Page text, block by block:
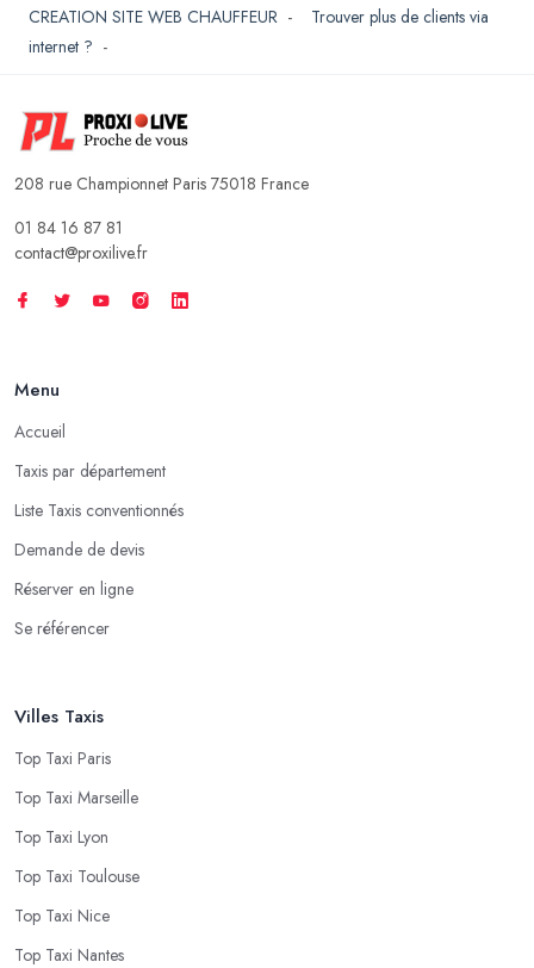
CREATION SITE WEB CHAUFFEUR - Trouver plus de clients via
internet ? -
208 rue Championnet Paris 75018 France
01 84 16 87 81
contact@proxilive.fr
Menu
Accueil
Taxis par département
Liste Taxis conventionnés
Demande de devis
Réserver en ligne
Se référencer
Villes Taxis
Top Taxi Paris
Top Taxi Marseille
Top Taxi Lyon
Top Taxi Toulouse
Top Taxi Nice
Top Taxi Nantes